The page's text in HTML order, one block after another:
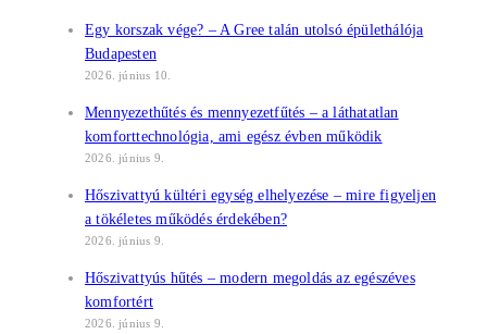
Egy korszak vége? – A Gree talán utolsó épülethálója
Budapesten
2026. június 10.
Mennyezethűtés és mennyezetfűtés – a láthatatlan
komforttechnológia, ami egész évben működik
2026. június 9.
Hőszivattyú kültéri egység elhelyezése – mire figyeljen
a tökéletes működés érdekében?
2026. június 9.
Hőszivattyús hűtés – modern megoldás az egészéves
komfortért
2026. június 9.